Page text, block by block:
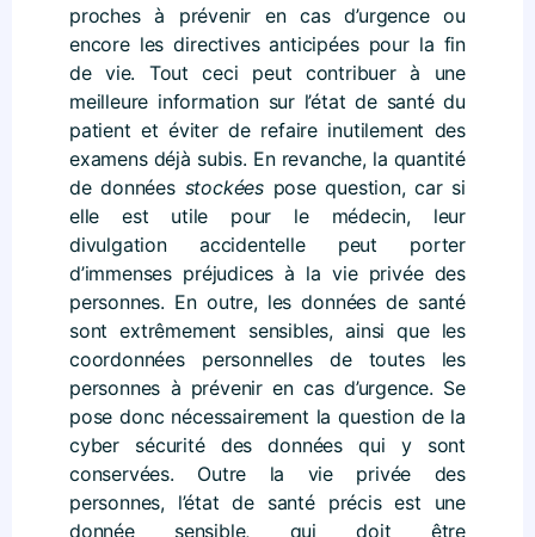
proches à prévenir en cas d’urgence ou
encore les directives anticipées pour la fin
de vie. Tout ceci peut contribuer à une
meilleure information sur l’état de santé du
patient et éviter de refaire inutilement des
examens déjà subis. En revanche, la quantité
de données stockéespose question, car si
elle est utile pour le médecin, leur
divulgation accidentelle peut porter
d’immenses préjudices à la vie privée des
personnes. En outre, les données de santé
sont extrêmement sensibles, ainsi que les
coordonnées personnelles de toutes les
personnes à prévenir en cas d’urgence. Se
pose donc nécessairement la question de la
cyber sécurité des données qui y sont
conservées. Outre la vie privée des
personnes, l’état de santé précis est une
donnée sensible, qui doit être